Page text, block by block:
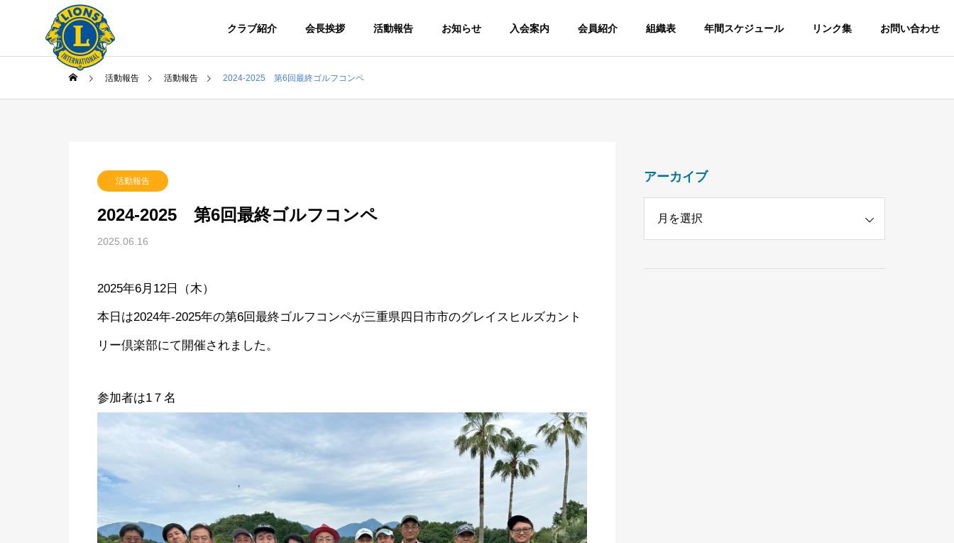
クラブ紹介 会長挨拶 活動報告 お知らせ 入会案内 会員紹介 組織表 年間スケジュール リンク集 お問い合わせ
活動報告 活動報告 2024-2025 第6回最終ゴルフコンペ
活動報告
2024-2025 第6回最終ゴルフコンペ
2025.06.16
2025年6月12日（木）
本日は2024年-2025年の第6回最終ゴルフコンペが三重県四日市市のグレイスヒルズカント
リー倶楽部にて開催されました。
参加者は1７名
アーカイブ